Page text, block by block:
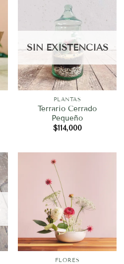
SIN EXISTENCIAS
PLANTAS
Terrario Cerrado
Pequeño
$114,000
FLORES